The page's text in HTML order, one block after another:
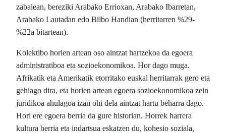
zabalean, bereziki Arabako Errioxan, Arabako Ibarretan,
Arabako Lautadan edo Bilbo Handian (herritarren %29-
%22a bitartean).
Kolektibo horien artean oso aintzat hartzekoa da egoera
administratiboa eta sozioekonomikoa. Hor dago muga.
Afrikatik eta Amerikatik etorritako euskal herritarrak gero eta
gehiago dira, eta horien artean egoera sozioekonomikoa zein
juridikoa ahulagoa izan ohi dela aintzat hartu beharra dago.
Hori ere egoera berria da gure historian. Horrek harrera
kultura berria eta indartsua eskatzen du, kohesio soziala,